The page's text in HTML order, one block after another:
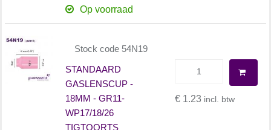
Op voorraad
Stock code 54N19
STANDAARD
GASLENSCUP -
18MM - GR11-
WP17/18/26
TIGTOORTS
€ 1.23 incl. btw